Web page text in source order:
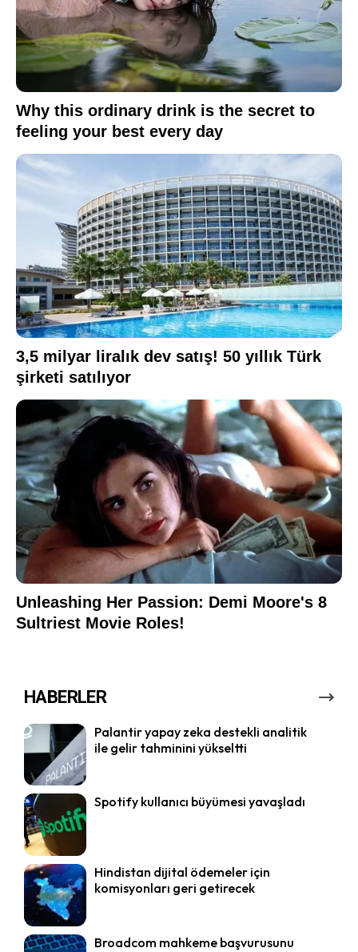
HABERLER
Palantir yapay zeka destekli analitik
ile gelir tahminini yükseltti
Spotify kullanıcı büyümesi yavaşladı
Hindistan dijital ödemeler için
komisyonları geri getirecek
Broadcom mahkeme başvurusunu